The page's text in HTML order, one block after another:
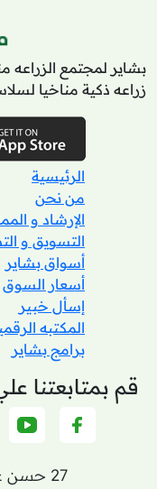
بشاير لمجتمع الزراعه
زراعه ذكية مناخيا
الرئيسية
من نحن
الإرشاد و
التسويق و
أسواق بشاير
أسعار السوق
إسأل خبير
المكتبه
برامج بشاير
قم بمتابعتنا
27 حسن عاصم - الزمالك - القاهرة